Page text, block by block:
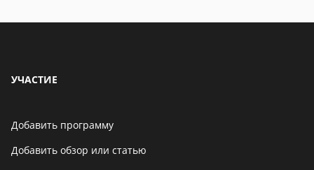
УЧАСТИЕ
Добавить программу
Добавить обзор или статью